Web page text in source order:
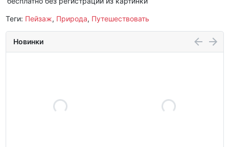
Теги: Пейзаж, Природа, Путешествовать
Новинки